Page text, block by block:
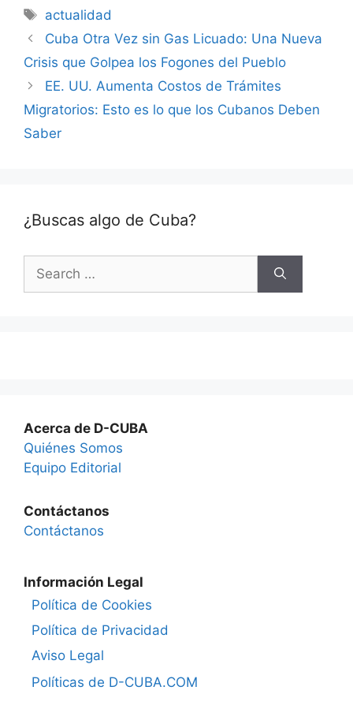
Tags
actualidad
Cuba Otra Vez sin Gas Licuado: Una Nueva
Crisis que Golpea los Fogones del Pueblo
EE. UU. Aumenta Costos de Trámites
Migratorios: Esto es lo que los Cubanos Deben
Saber
¿Buscas algo de Cuba?
for:
Acerca de D-CUBA
Quiénes Somos
Equipo Editorial
Contáctanos
Contáctanos
Información Legal
Política de Cookies
Política de Privacidad
Aviso Legal
Políticas de D-CUBA.COM